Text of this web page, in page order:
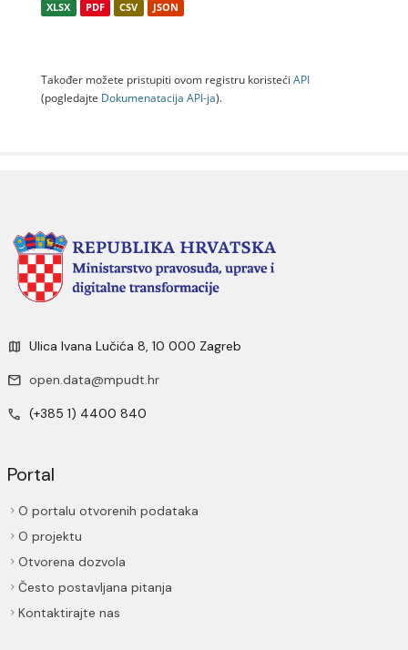
XLSX PDF CSV JSON
Također možete pristupiti ovom registru koristeći API
(pogledajte Dokumenаtаcijа API-jа).